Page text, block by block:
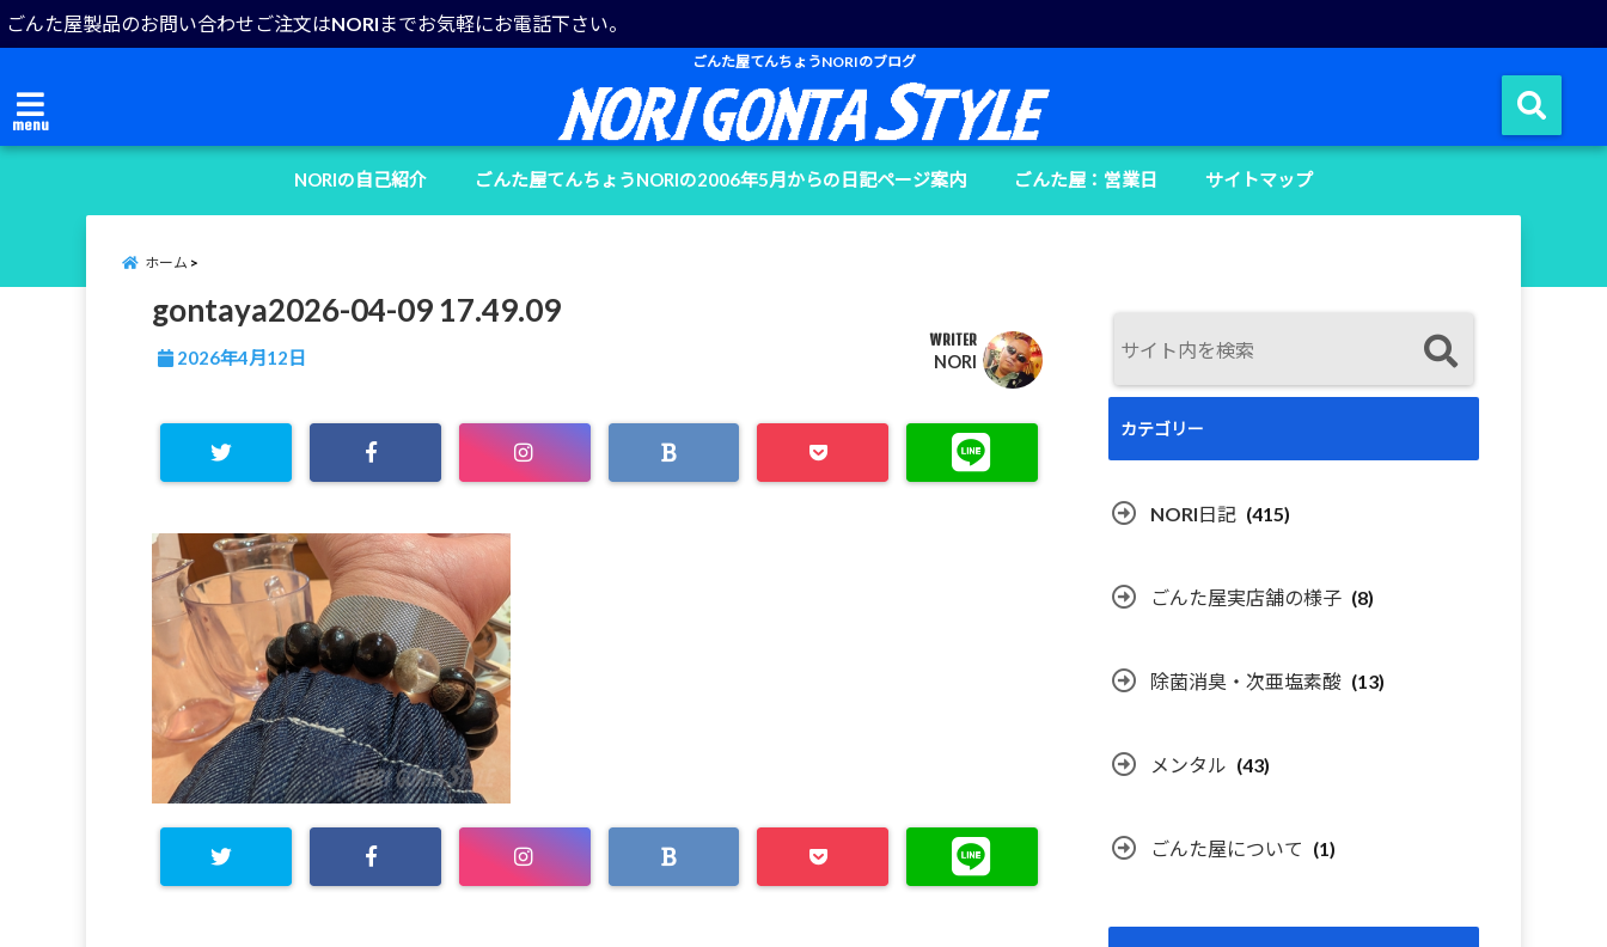
ごんた屋製品のお問い合わせご注文はNORIまでお気軽にお電話下さい。
ごんた屋てんちょうNORIのブログ
menu
NORIの自己紹介 ごんた屋てんちょうNORIの2006年5月からの日記ページ案内 ごんた屋：営業日 サイトマップ
ホーム
gontaya2026-04-09 17.49.09
2026年4月12日
WRITER
NORI
カテゴリー
NORI日記 (415)
ごんた屋実店舗の様子 (8)
除菌消臭・次亜塩素酸 (13)
メンタル (43)
ごんた屋について (1)